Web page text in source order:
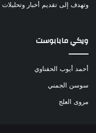
وتهدف إلى تقديم أخبار
ويكي مابابوست
أحمد أيوب الحفناوي
سوسن الجمني
مروى العلج